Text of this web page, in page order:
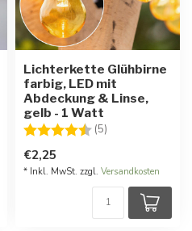
Lichterkette Glühbirne
farbig, LED mit
Abdeckung & Linse,
gelb - 1 Watt
Bewertung:
(5)
€2,25
* Inkl. MwSt. zzgl. Versandkosten